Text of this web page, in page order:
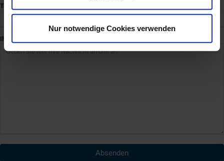
Nur notwendige Cookies verwenden
Telefon (*optional):
Ihre Nachricht:
Absenden